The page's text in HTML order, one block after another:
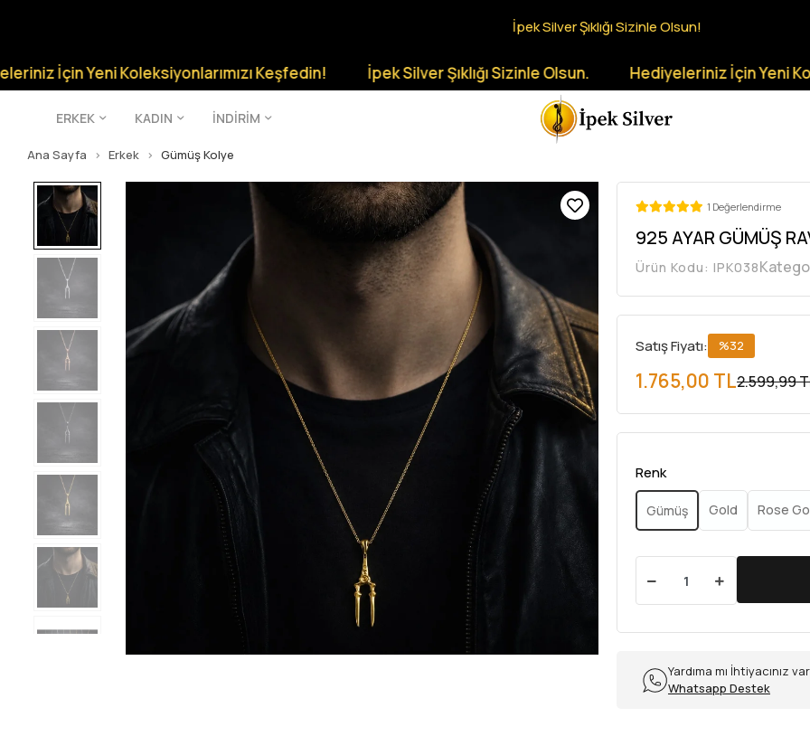
İpek Silver Şıklığı Sizinle Olsun!
Yeni Koleksiyonlarımızı Keşfedin! İpek Silver Şıklığı Sizinle Olsun. Hediyeleriniz İçin Yeni
ERKEK KADIN İNDİRİM
Ana Sayfa Erkek Gümüş Kolye
1 Değerlendirme
925 AYAR GÜMÜŞ
Ürün Kodu: IPK038
Satış Fiyatı: %32
2.599,99
1.765,00 TL
Renk
Gümüş Gold Rose
Yardıma mı İhtiyacınız
Whatsapp Destek